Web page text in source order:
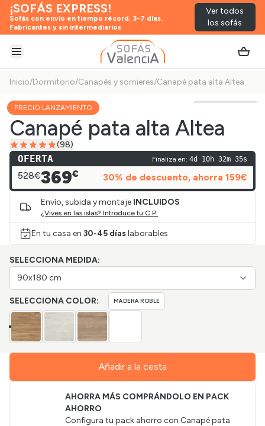
¡SOFÁS EXPRESS!
Sofás con envío en tiempo récord, 3-7 días.
Fabricantes y sin intermediarios
Ver todos
los sofás
Abrir menú
Inicio/Dormitorio/Canapés y somieres/Canapé pata alta Altea
PRECIO LANZAMIENTO
Canapé pata alta Altea
(98)
OFERTA Finaliza en: 4d 10h 32m 35s
528€369€ 30% de descuento, ahorra 159€
Envío, subida y montaje INCLUIDOS
¿Vives en las islas? Introduce tu C.P.
En tu casa en 30-45 díaslaborables
SELECCIONA MEDIDA:
90x180 cm
SELECCIONA COLOR: MADERA ROBLE
Añadir a la cesta
AHORRA MÁS COMPRÁNDOLO EN PACK
AHORRO
Configura tu pack ahorro con Canapé pata